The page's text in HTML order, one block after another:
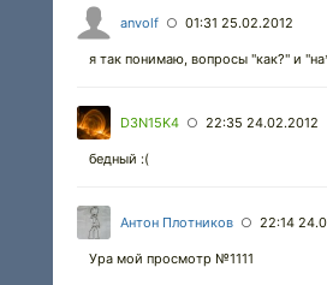
anvolf ○ 01:31 25.02.2012
я так понимаю, вопросы "как?" и
D3N15K4 ○ 22:35 24.02.2012
бедный :(
Антон Плотников ○ 22:14
Ура мой просмотр №1111